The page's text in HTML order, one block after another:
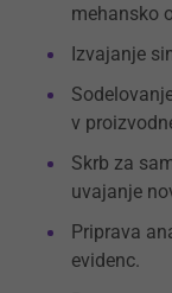
mehansko
Izvajanje
v
Skrb za
uvajanje
Priprava
evidenc.